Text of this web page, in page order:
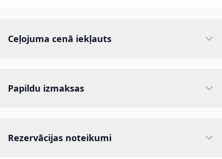
Ceļojuma cenā iekļauts
Papildu izmaksas
Rezervācijas noteikumi